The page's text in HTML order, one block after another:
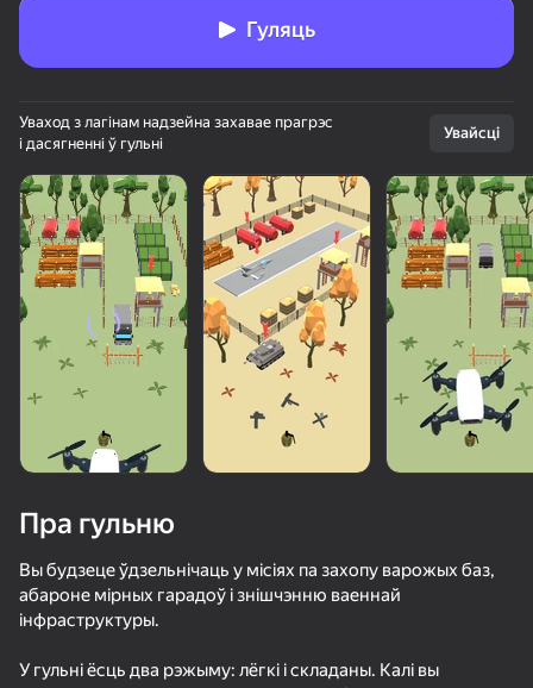
нават тыя, хто «не гуляе»
Ускользни от Лазера Симулятор артиллериста 3D с друзьями
Стреляй по бутылкам
Гуляць
Уваход з лагінам надзейна захавае прагрэс
і дасягненні ў гульні
Увайсці
Пра гульню
Вы будзеце ўдзельнічаць у місіях па захопу варожых баз,
абароне мірных гарадоў і знішчэнню ваеннай
інфраструктуры.
У гульні ёсць два рэжыму: лёгкі і складаны. Калі вы